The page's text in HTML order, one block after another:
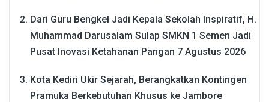
Dari Guru Bengkel Jadi Kepala Sekolah Inspiratif, H.
Muhammad Darusalam Sulap SMKN 1 Semen Jadi
Pusat Inovasi Ketahanan Pangan 7 Agustus 2026
Kota Kediri Ukir Sejarah, Berangkatkan Kontingen
Pramuka Berkebutuhan Khusus ke Jambore